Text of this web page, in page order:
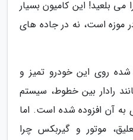
می بلعید! این کامیون بسیار
است، نه در جاده های
شده روی این خودرو تمیز و
رادار بین خطوط، سیستم
به آن افزوده شده است. اما
موتور و گیربکس چرا